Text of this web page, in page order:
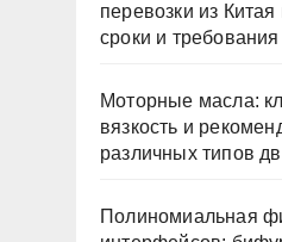
перевозки из
сроки и требования
Моторные масла:
вязкость и
различных типов
Полиномиальная